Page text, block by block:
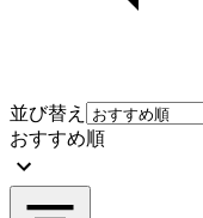
並び替え
おすすめ順